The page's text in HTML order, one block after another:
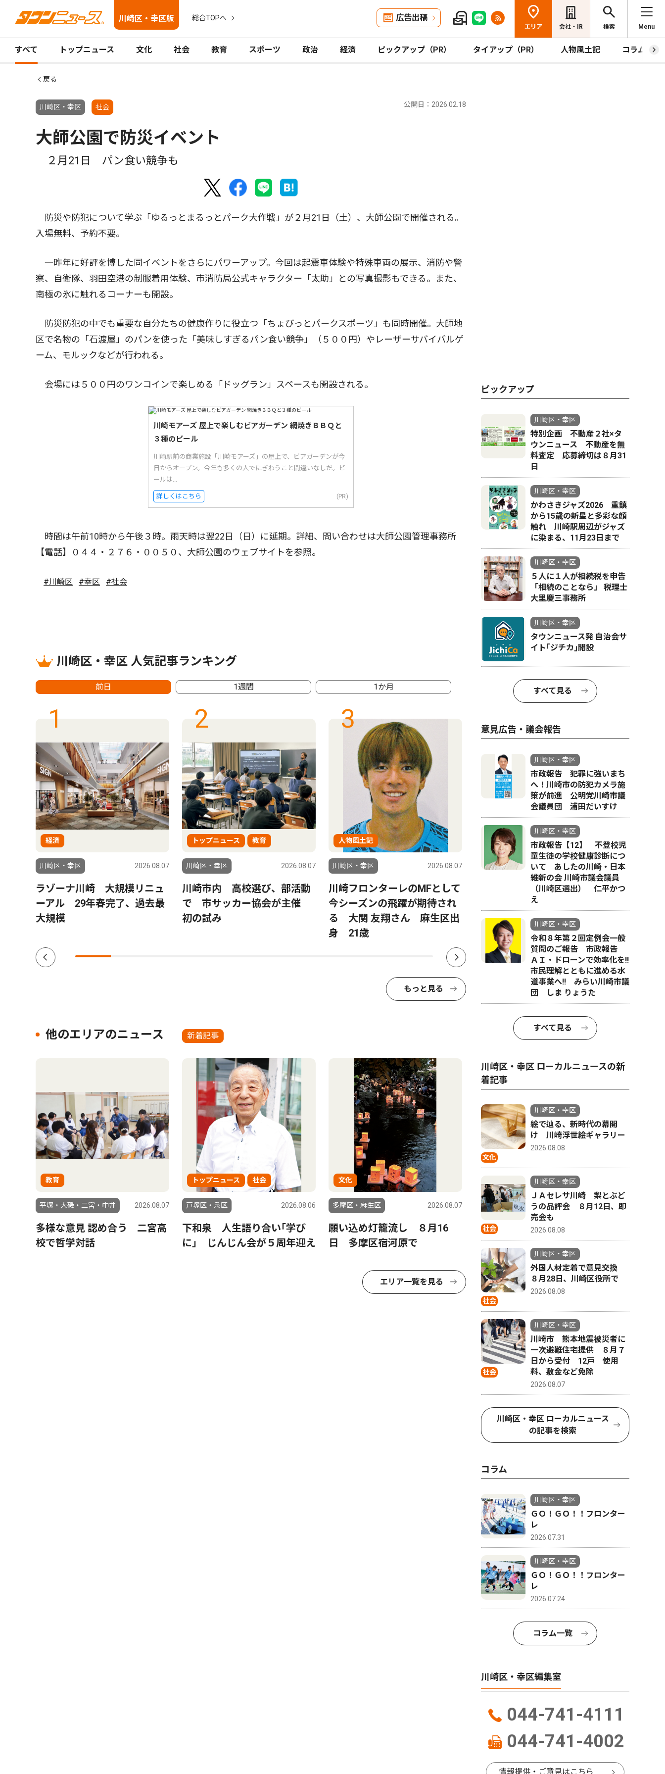
川崎区・幸区版 総合TOPへ 広告出稿
エリア 会社・IR 検索 Menu
すべて トップニュース 文化 社会 教育 スポーツ 政治 経済 ピックアップ（PR） タイアップ（PR） 人物風土記 コラム
戻る
川崎区・幸区 社会 公開日：2026.02.18
大師公園で防災イベント
２月21日 パン食い競争も
防災や防犯について学ぶ「ゆるっとまるっとパーク大作戦」が２月21日（土）、大師公園で開催される。
入場無料、予約不要。
一昨年に好評を博した同イベントをさらにパワーアップ。今回は起震車体験や特殊車両の展示、消防や警
察、自衛隊、羽田空港の制服着用体験、市消防局公式キャラクター「太助」との写真撮影もできる。また、
南極の氷に触れるコーナーも開設。
防災防犯の中でも重要な自分たちの健康作りに役立つ「ちょびっとパークスポーツ」も同時開催。大師地
区で名物の「石渡屋」のパンを使った「美味しすぎるパン食い競争」（５００円）やレーザーサバイバルゲ
ーム、モルックなどが行われる。
会場には５００円のワンコインで楽しめる「ドッグラン」スペースも開設される。
川崎モアーズ 屋上で楽しむビアガーデン 網焼きＢＢＱと
３種のビール
川崎駅前の商業施設「川崎モアーズ」の屋上で、ビアガーデンが今
日からオープン。今年も多くの人でにぎわうこと間違いなしだ。ビ
ールは...
詳しくはこちら (PR)
時間は午前10時から午後３時。雨天時は翌22日（日）に延期。詳細、問い合わせは大師公園管理事務所
【電話】０４４・２７６・００５０、大師公園のウェブサイトを参照。
#川崎区 #幸区 #社会
川崎区・幸区 人気記事ランキング
前日 1週間 1か月
1
経済
川崎区・幸区 2026.08.07
ラゾーナ川崎 大規模リニュ
ーアル 29年春完了、過去最
大規模
2
トップニュース 教育
川崎区・幸区 2026.08.07
川崎市内 高校選び、部活動
で 市サッカー協会が主催
初の試み
3
人物風土記
川崎区・幸区 2026.08.07
川崎フロンターレのMFとして
今シーズンの飛躍が期待され
る 大関 友翔さん 麻生区出
身 21歳
4
社会
川崎区・幸区 2026.08.07
川崎消防署 建物火災を最小
限に 消防協力者を表彰
カルッ
もっと見る
他のエリアのニュース 新着記事
教育
平塚・大磯・二宮・中井 2026.08.07
多様な意見 認め合う 二宮高
校で哲学対話
トップニュース 社会
戸塚区・泉区 2026.08.06
下和泉 人生語り合い｢学び
に｣ じんじん会が５周年迎え
文化
多摩区・麻生区 2026.08.07
願い込め灯籠流し ８月16
日 多摩区宿河原で
エリア一覧を見る
ピックアップ
川崎区・幸区
特別企画 不動産２社×タ
ウンニュース 不動産を無
料査定 応募締切は８月31
日
川崎区・幸区
かわさきジャズ2026 重鎮
から15歳の新星と多彩な顔
触れ 川崎駅周辺がジャズ
に染まる、11月23日まで
川崎区・幸区
５人に１人が相続税を申告
「相続のことなら」 税理士
大里慶三事務所
川崎区・幸区
タウンニュース発 自治会サ
イト｢ジチカ｣開設
すべて見る
意見広告・議会報告
川崎区・幸区
市政報告 犯罪に強いまち
へ！川崎市の防犯カメラ施
策が前進 公明党川崎市議
会議員団 浦田だいすけ
川崎区・幸区
市政報告【12】 不登校児
童生徒の学校健康診断につ
いて あしたの川崎・日本
維新の会 川崎市議会議員
（川崎区選出） 仁平かつ
え
川崎区・幸区
令和８年第２回定例会一般
質問のご報告 市政報告
ＡＩ・ドローンで効率化を!!
市民理解とともに進める水
道事業へ!! みらい川崎市議
団 しま りょうた
すべて見る
川崎区・幸区 ローカルニュースの新
着記事
文化
川崎区・幸区
絵で辿る、新時代の幕開
け 川崎浮世絵ギャラリー
2026.08.08
社会
川崎区・幸区
ＪＡセレサ川崎 梨とぶど
うの品評会 ８月12日、即
売会も
2026.08.08
社会
川崎区・幸区
外国人材定着で意見交換
８月28日、川崎区役所で
2026.08.08
社会
川崎区・幸区
川崎市 熊本地震被災者に
一次避難住宅提供 ８月７
日から受付 12戸 使用
料、敷金など免除
2026.08.07
川崎区・幸区 ローカルニュース
の記事を検索
コラム
川崎区・幸区
ＧＯ！ＧＯ！！フロンター
レ
2026.07.31
川崎区・幸区
ＧＯ！ＧＯ！！フロンター
レ
2026.07.24
コラム一覧
川崎区・幸区編集室
044-741-4111
044-741-4002
情報提供・ご意見はこちら